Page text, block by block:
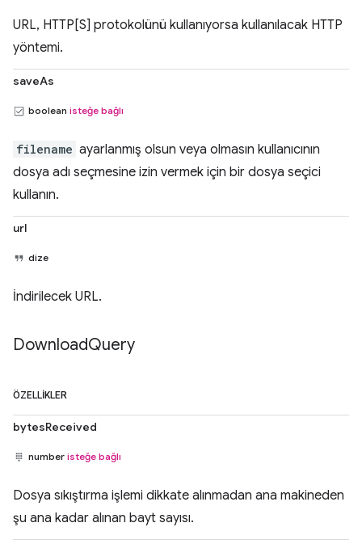
URL, HTTP[S] protokolünü kullanıyorsa kullanılacak HTTP
yöntemi.
saveAs
boolean isteğe bağlı
filename ayarlanmış olsun veya olmasın kullanıcının
dosya adı seçmesine izin vermek için bir dosya seçici
kullanın.
url
dize
İndirilecek URL.
DownloadQuery
ÖZELLIKLER
bytesReceived
number isteğe bağlı
Dosya sıkıştırma işlemi dikkate alınmadan ana makineden
şu ana kadar alınan bayt sayısı.